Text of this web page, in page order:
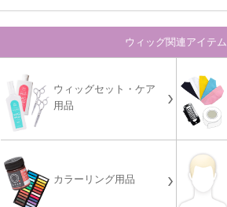
ウィッグ関連アイテム
ウィッグセット・ケア
用品
カラーリング用品